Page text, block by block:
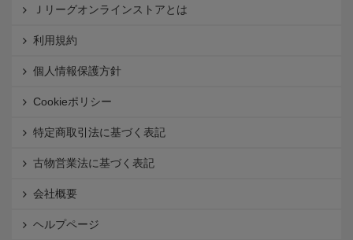
Ｊリーグオンラインストアとは
利用規約
個人情報保護方針
Cookieポリシー
特定商取引法に基づく表記
古物営業法に基づく表記
会社概要
ヘルプページ